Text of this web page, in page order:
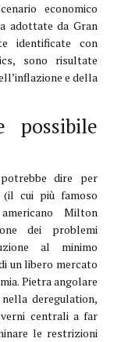
economico
adottate da Gran
identificate con
sono risultate
e della
possibile
dire per
(il cui più famoso
Milton
dei problemi
al minimo
un libero mercato
Pietra angolare
deregulation,
centrali a far
le restrizioni